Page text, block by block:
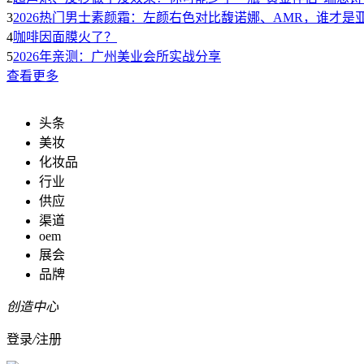
32026热门男士素颜霜：左颜右色对比馥诺娜、AMR，谁才是
4咖啡因面膜火了？
52026年亲测：广州美业会所实战分享
查看更多
头条
美妆
化妆品
行业
供应
渠道
oem
展会
品牌
创造中心
登录/注册